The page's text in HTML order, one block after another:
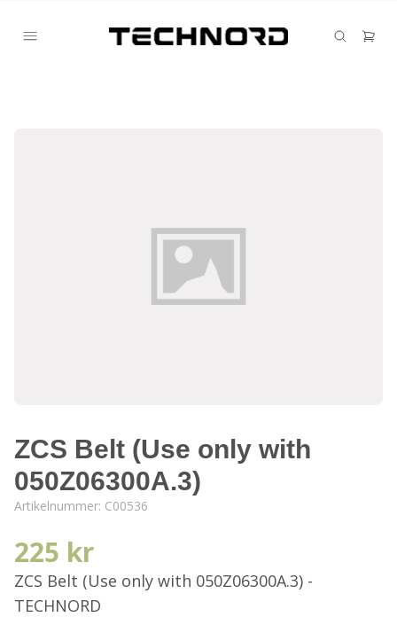
ZCS Belt (Use only with
050Z06300A.3)
Artikelnummer: C00536
225 kr
ZCS Belt (Use only with 050Z06300A.3) -
TECHNORD